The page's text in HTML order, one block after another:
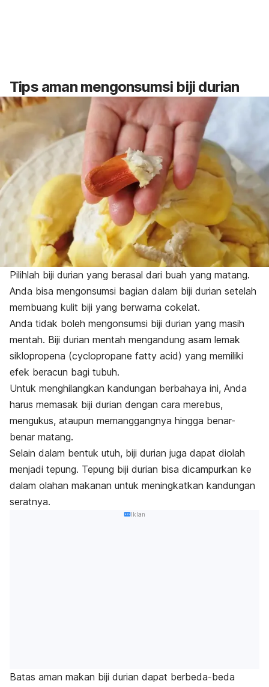
Tips aman mengonsumsi biji durian
Pilihlah biji durian yang berasal dari buah yang matang.
Anda bisa mengonsumsi bagian dalam biji durian setelah
membuang kulit biji yang berwarna cokelat.
Anda tidak boleh mengonsumsi biji durian yang masih
mentah. Biji durian mentah mengandung asam lemak
siklopropena (cyclopropane fatty acid) yang memiliki
efek beracun bagi tubuh.
Untuk menghilangkan kandungan berbahaya ini, Anda
harus memasak biji durian dengan cara merebus,
mengukus, ataupun memanggangnya hingga benar-
benar matang.
Selain dalam bentuk utuh, biji durian juga dapat diolah
menjadi tepung. Tepung biji durian bisa dicampurkan ke
dalam olahan makanan untuk meningkatkan kandungan
seratnya.
Iklan
Batas aman makan biji durian dapat berbeda-beda